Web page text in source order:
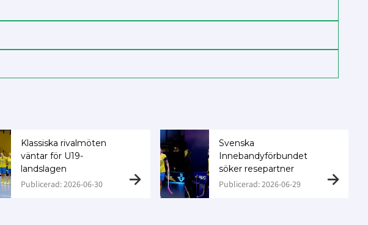
Klassiska rivalmöten
väntar för U19-
landslagen
Publicerad: 2026-06-30
Svenska
Innebandyförbundet
söker resepartner
Publicerad: 2026-06-29